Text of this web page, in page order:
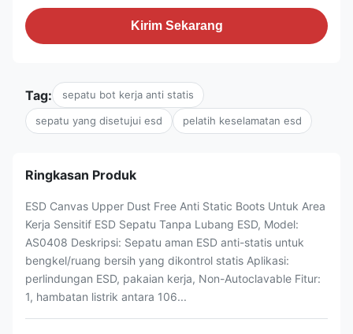
Kirim Sekarang
Tag: sepatu bot kerja anti statis
sepatu yang disetujui esd pelatih keselamatan esd
Ringkasan Produk
ESD Canvas Upper Dust Free Anti Static Boots Untuk Area
Kerja Sensitif ESD Sepatu Tanpa Lubang ESD, Model:
AS0408 Deskripsi: Sepatu aman ESD anti-statis untuk
bengkel/ruang bersih yang dikontrol statis Aplikasi:
perlindungan ESD, pakaian kerja, Non-Autoclavable Fitur:
1, hambatan listrik antara 106...